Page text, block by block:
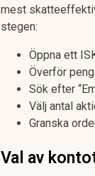
mest
stegen:
Öppna ett
Överför
Sök efter
Välj antal
Granska
Val av